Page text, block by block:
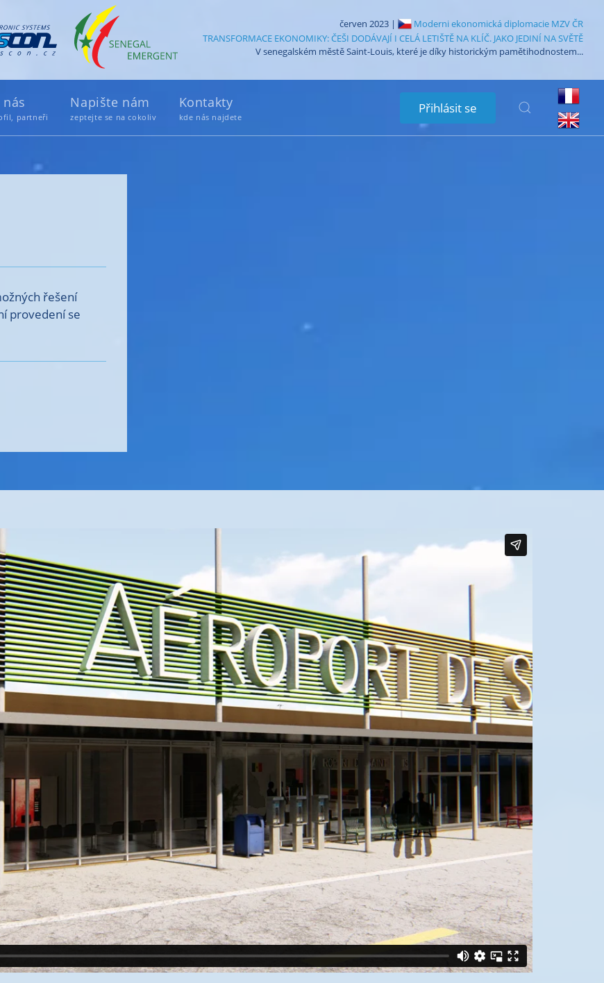
červen 2023 |
Moderni ekonomická diplomacie MZV ČR
TRANSFORMACE EKONOMIKY: ČEŠI DODÁVAJÍ I CELÁ LETIŠTĚ NA KLÍČ. JAKO JEDINÍ NA SVĚTĚ
V senegalském městě Saint-Louis, které je díky historickým pamětihodnostem...
nás
partneři
Napište nám
zeptejte se na cokoliv
Kontakty
kde nás najdete
Přihlásit se
řešení
provedení se